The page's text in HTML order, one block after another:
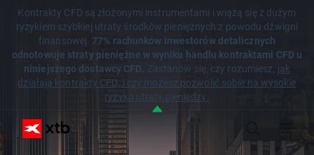
Kontrakty CFD są złożonymi instrumentami i wiążą się z dużym
ryzykiem szybkiej utraty środków pieniężnych z powodu dźwigni
finansowej.77% rachunków inwestorów detalicznych
odnotowuje straty pieniężne w wyniku handlu kontraktami CFD u
niniejszego dostawcy CFD. Zastanów się, czy rozumiesz, jak
działają kontrakty CFD, i czy możesz pozwolić sobie na wysokie
ryzyko utraty pieniędzy.